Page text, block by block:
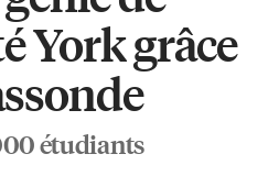
York grâce
étudiants